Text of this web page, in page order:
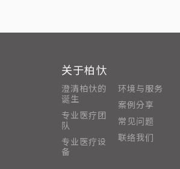
关于柏忕
澄清柏忕的
诞生
专业医疗团
队
专业医疗设
备
环境与服务
案例分享
常见问题
联络我们